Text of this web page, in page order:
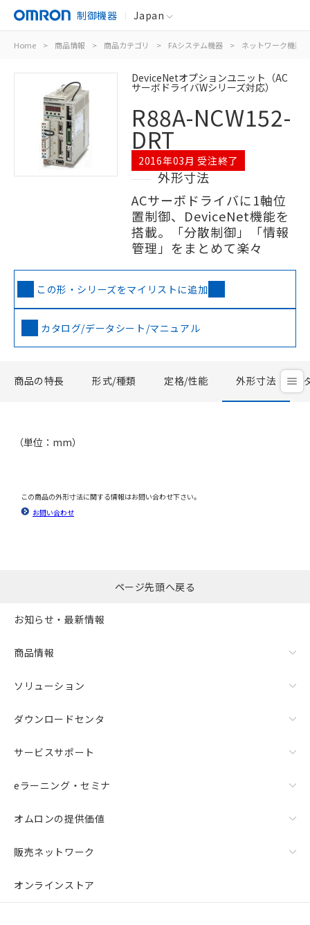
制御機器 Japan
Home > 商品情報 > 商品カテゴリ > FAシステム機器 > ネットワーク機器
DeviceNetオプションユニット（AC
サーボドライバWシリーズ対応）
R88A-NCW152-
DRT
2016年03月 受注終了
外形寸法
ACサーボドライバに1軸位
置制御、DeviceNet機能を
搭載。「分散制御」「情報
管理」をまとめて楽々
この形・シリーズをマイリストに追加
カタログ/データシート/マニュアル
商品の特長 形式/種類 定格/性能 外形寸法
（単位：mm）
この商品の外形寸法に関する情報はお問い合わせ下さい。
お問い合わせ
ページ先頭へ戻る
お知らせ・最新情報
商品情報
ソリューション
ダウンロードセンタ
サービスサポート
eラーニング・セミナ
オムロンの提供価値
販売ネットワーク
オンラインストア